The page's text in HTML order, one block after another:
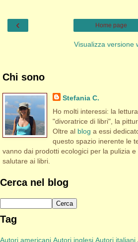
‹ Home page
Visualizza versione
Chi sono
Stefania C.
Ho molti interessi: la
"divoratrice di libri", la
Oltre al blog a essi
questo spazio inerente le
vanno dai prodotti ecologici per la pulizia
salutare ai libri.
Cerca nel blog
Tag
Autori americani Autori inglesi Autori italiani